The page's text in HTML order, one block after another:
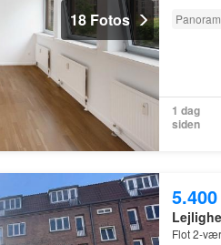
18 Fotos
1 dag
siden
Flot 2-